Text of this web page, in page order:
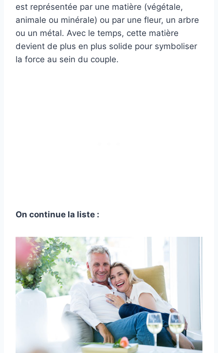
est représentée par une matière (végétale,
animale ou minérale) ou par une fleur, un arbre
ou un métal. Avec le temps, cette matière
devient de plus en plus solide pour symboliser
la force au sein du couple.
On continue la liste :